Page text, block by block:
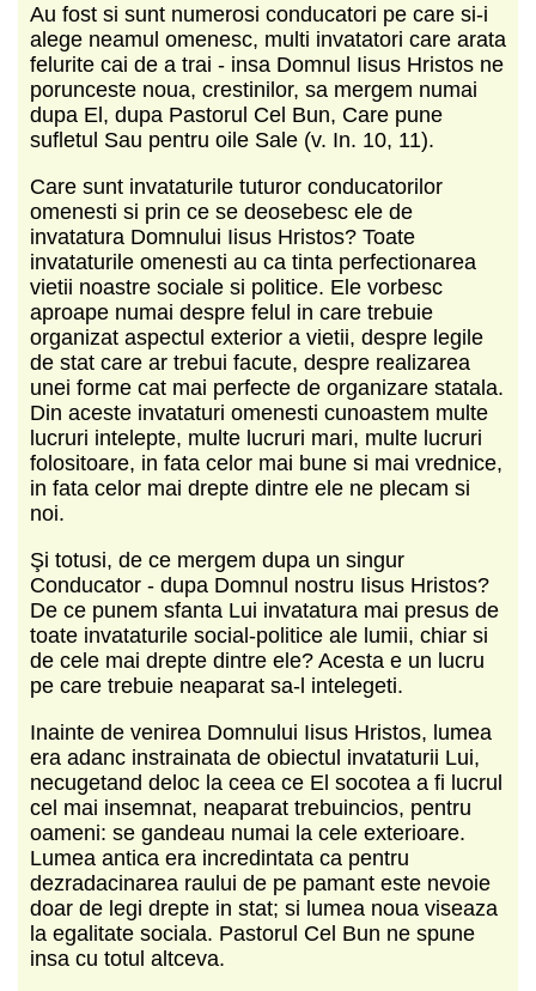
Au fost si sunt numerosi conducatori pe care si-i
alege neamul omenesc, multi invatatori care arata
felurite cai de a trai - insa Domnul Iisus Hristos ne
porunceste noua, crestinilor, sa mergem numai
dupa El, dupa Pastorul Cel Bun, Care pune
sufletul Sau pentru oile Sale (v. In. 10, 11).
Care sunt invataturile tuturor conducatorilor
omenesti si prin ce se deosebesc ele de
invatatura Domnului Iisus Hristos? Toate
invataturile omenesti au ca tinta perfectionarea
vietii noastre sociale si politice. Ele vorbesc
aproape numai despre felul in care trebuie
organizat aspectul exterior a vietii, despre legile
de stat care ar trebui facute, despre realizarea
unei forme cat mai perfecte de organizare statala.
Din aceste invataturi omenesti cunoastem multe
lucruri intelepte, multe lucruri mari, multe lucruri
folositoare, in fata celor mai bune si mai vrednice,
in fata celor mai drepte dintre ele ne plecam si
noi.
Şi totusi, de ce mergem dupa un singur
Conducator - dupa Domnul nostru Iisus Hristos?
De ce punem sfanta Lui invatatura mai presus de
toate invataturile social-politice ale lumii, chiar si
de cele mai drepte dintre ele? Acesta e un lucru
pe care trebuie neaparat sa-l intelegeti.
Inainte de venirea Domnului Iisus Hristos, lumea
era adanc instrainata de obiectul invataturii Lui,
necugetand deloc la ceea ce El socotea a fi lucrul
cel mai insemnat, neaparat trebuincios, pentru
oameni: se gandeau numai la cele exterioare.
Lumea antica era incredintata ca pentru
dezradacinarea raului de pe pamant este nevoie
doar de legi drepte in stat; si lumea noua viseaza
la egalitate sociala. Pastorul Cel Bun ne spune
insa cu totul altceva.